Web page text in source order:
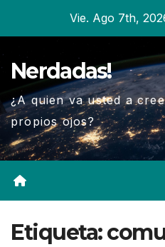
contenido
Vie. Ago 7th,
Nerdadas!
¿A quien va usted a
propios ojos?
Etiqueta: